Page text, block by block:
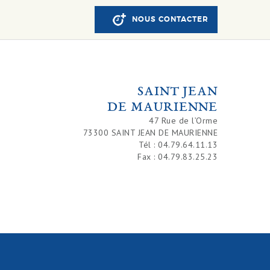
NOUS CONTACTER
SAINT JEAN
DE MAURIENNE
47 Rue de l’Orme
73300 SAINT JEAN DE MAURIENNE
Tél : 04.79.64.11.13
Fax : 04.79.83.25.23